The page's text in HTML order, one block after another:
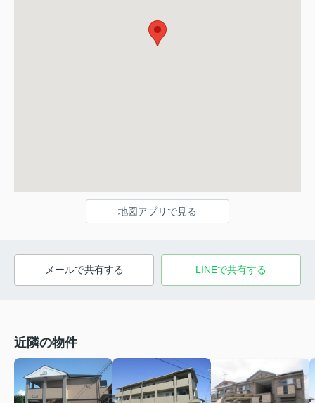
地図アプリで見る
メールで共有する LINEで共有する
近隣の物件